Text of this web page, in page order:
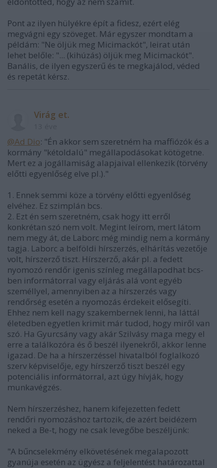
Pont az ilyen hülyékre épít a fidesz, ezért elég
megvágni egy szöveget. Már egyszer mondtam a
példám: "Ne öljük meg Micimackót", leirat után
lehet belőle: "... (kihúzás) öljük meg Micimackót".
Banális, de ilyen egyszerű és te megkajálod, véded
és repetát kérsz.
Virág et.
@Ad Dio: "Én akkor sem szeretném ha maffiózók és a
kormány "kétoldalú" megállapodásokat kötögetne.
Mert ez a jogállamiság alapjaival ellenkezik (törvény
előtti egyenlőség elve pl.)."
1. Ennek semmi köze a törvény előtti egyenlőség
elvéhez. Ez szimplán bcs.
2. Ezt én sem szeretném, csak hogy itt erről
konkrétan szó nem volt. Megint leírom, mert látom
nem megy át, de Laborc még mindig nem a kormány
tagja. Laborc a belföldi hírszerzés, elhárítás vezetője
volt, hírszerző tiszt. Hírszerző, akár pl. a fedett
nyomozó rendőr igenis színleg megállapodhat bcs-
ben informátorral vagy eljárás alá vont egyéb
személlyel, amennyiben az a hírszerzés vagy
rendőrség esetén a nyomozás érdekeit elősegíti.
Ehhez nem kell nagy szakembernek lenni, ha láttál
életedben egyetlen krimit már tudod, hogy miről van
szó. Ha Gyurcsány vagy akár Szilvásy maga megy el
erre a találkozóra és ő beszél ilyenekről, akkor lenne
igazad. De ha a hírszerzéssel hivatalból foglalkozó
szerv képviselője, egy hírszerző tiszt beszél egy
potenciális informátorral, azt úgy hívják, hogy
munkavégzés.
Nem hírszerzéshez, hanem kifejezetten fedett
rendőri nyomozáshoz tartozik, de azért beidézem
neked a Be-t, hogy ne csak levegőbe beszéljünk:
"A bűncselekmény elkövetésének megalapozott
gyanúja esetén az ügyész a feljelentést határozattal